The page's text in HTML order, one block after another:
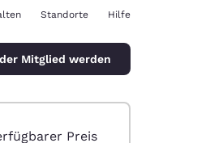
Standorte Hilfe
Mitglied werden
Preis